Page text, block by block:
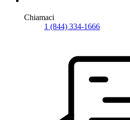
Chiamaci
1 (844) 334-1666